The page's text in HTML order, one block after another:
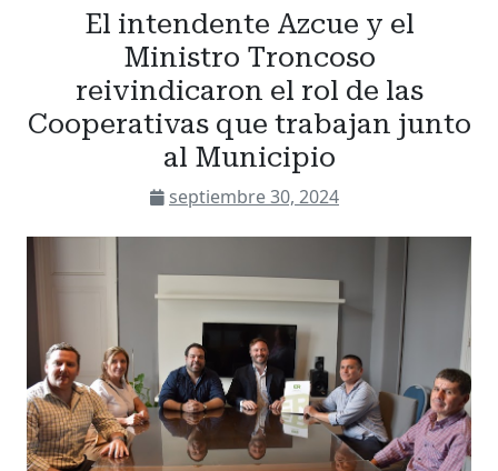
El intendente Azcue y el
Ministro Troncoso
reivindicaron el rol de las
Cooperativas que trabajan junto
al Municipio
septiembre 30, 2024